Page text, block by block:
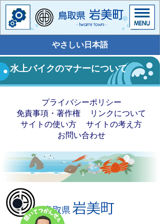
やさしい日本語
水上バイクのマナーについて
プライバシーポリシー
免責事項・著作権
リンクについて
サイトの使い方
サイトの考え方
お問い合わせ